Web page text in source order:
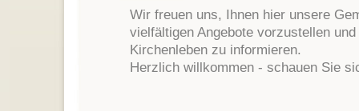
Wir freuen uns, Ihnen hier unsere
vielfältigen Angebote vorzustellen
Kirchenleben zu informieren.
Herzlich willkommen - schauen Sie